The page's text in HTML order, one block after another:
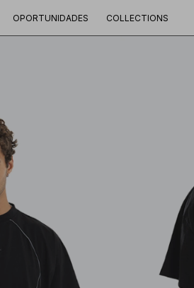
OPORTUNIDADES COLLECTIONS